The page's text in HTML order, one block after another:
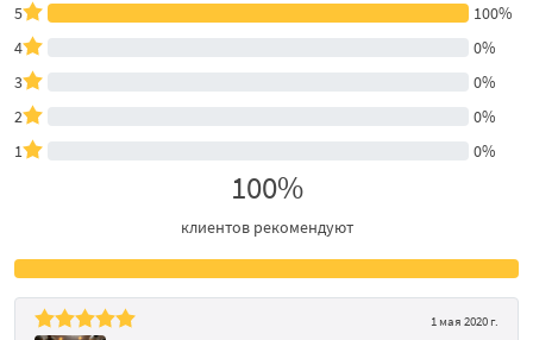
5
100%
4
0%
3
0%
2
0%
1
0%
100%
клиентов рекомендуют
1 мая 2020 г.